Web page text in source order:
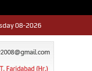
08-2026